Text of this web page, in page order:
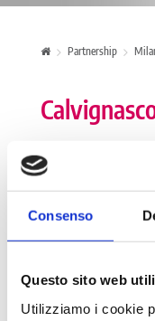
Consenso
Questo sito web
Utilizziamo i cookie
Partnership
I numeri
Numero tutor: 1
Numero di